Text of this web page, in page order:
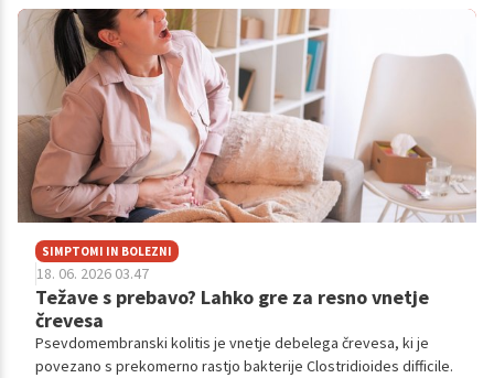
SIMPTOMI IN BOLEZNI
18. 06. 2026 03.47
Težave s prebavo? Lahko gre za resno vnetje
črevesa
Psevdomembranski kolitis je vnetje debelega črevesa, ki je
povezano s prekomerno rastjo bakterije Clostridioides difficile.